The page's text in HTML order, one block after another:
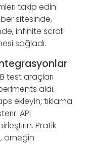
takip edin:
sitesinde,
infinite scroll
sağladı.
test araçları
aldı.
ekleyin; tıklama
API
Pratik
örneğin